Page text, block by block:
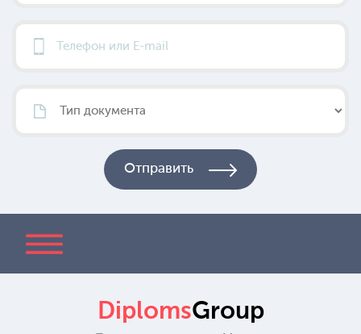
DiplomsGroup